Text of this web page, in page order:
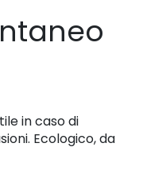
in caso di
Ecologico, da